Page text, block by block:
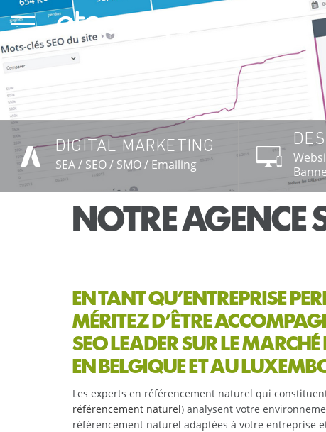
Aller
au
contenu
principal
DIGITAL MARKETING
SEA / SEO / SMO / Emailing
EN SAVOIR PLUS → EN
NOTRE AGENCE
EN TANT QU’ENTREPRISE
MÉRITEZ D’ÊTRE
SEO LEADER SUR LE
EN BELGIQUE ET AU
Les experts en référencement naturel qui
référencement naturel) analysent votre
référencement naturel adaptées à votre entreprise